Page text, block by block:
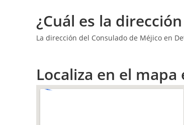
¿Cuál es la
La dirección del Consulado de Méjico en
Localiza en el